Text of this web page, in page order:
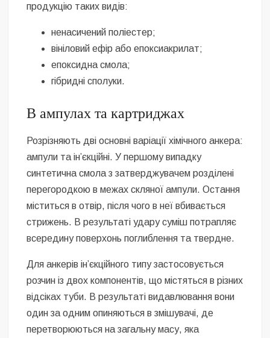
продукцію таких видів:
ненасичений поліестер;
вініловий ефір або епоксиакрилат;
епоксидна смола;
гібридні сполуки.
В ампулах та картриджах
Розрізняють дві основні варіації хімічного анкера:
ампули та ін’єкційні. У першому випадку
синтетична смола з затверджувачем розділені
перегородкою в межах скляної ампули. Остання
міститься в отвір, після чого в неї вбивається
стрижень. В результаті удару суміш потрапляє
всередину поверхонь поглиблення та твердне.
Для анкерів ін’єкційного типу застосовується
розчин із двох компонентів, що містяться в різних
відсіках туби. В результаті видавлювання вони
один за одним опиняються в змішувачі, де
перетворюються на загальну масу, яка